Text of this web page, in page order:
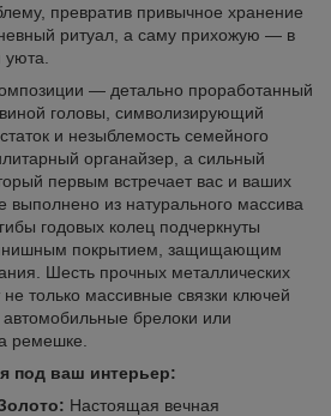
превратив привычное хранение
ритуал, а саму прихожую — в
уюта.
— детально проработанный
головы, символизирующий
и незыблемость семейного
органайзер, а сильный
первым встречает вас и ваших
выполнено из натурального массива
годовых колец подчеркнуты
покрытием, защищающим
Шесть прочных металлических
только массивные связки ключей
брелоки или
ремешке.
под ваш интерьер:
Настоящая вечная